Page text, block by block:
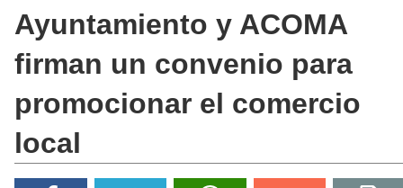
Ayuntamiento y ACOMA
firman un convenio para
promocionar el comercio
local